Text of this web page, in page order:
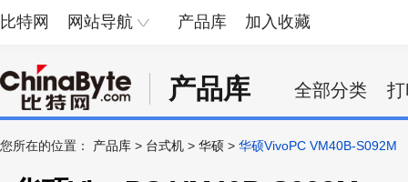
比特网 网站导航 产品库 加入收藏
产品库 全部分类
您所在的位置： 产品库 > 台式机 > 华硕 > 华硕VivoPC VM40B-S092M